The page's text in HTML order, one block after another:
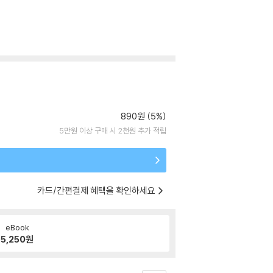
890원 (5%)
5만원 이상 구매 시 2천원 추가 적립
카드/간편결제 혜택을 확인하세요
eBook
5,250원